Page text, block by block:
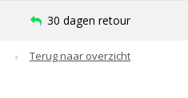
30 dagen retour
Terug naar overzicht